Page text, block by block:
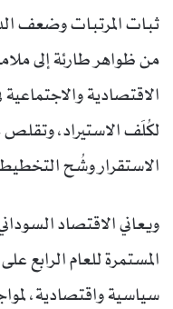
ثبات المرتبات وضعف
من ظواهر طارئة إلى
الاقتصادية
لكُلَف الاستيراد، وتقلص
الاستقرار وشُح
ويعاني الاقتصاد
المستمرة للعام الرابع
سياسية واقتصادية،